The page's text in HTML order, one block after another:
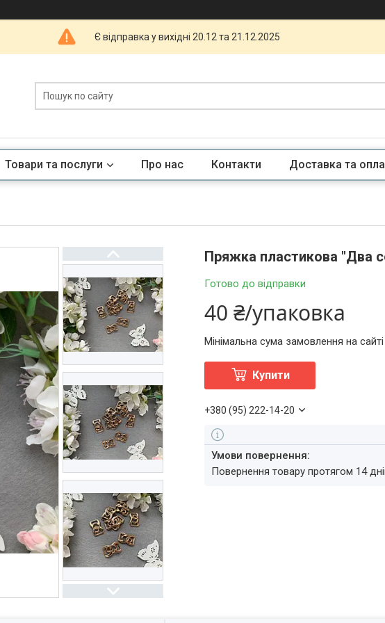
Є відправка у вихідні 20.12 та 21.12.2025
Товари та послуги Про нас Контакти Доставка та
Пряжка пластикова "Два
Готово до відправки
40 ₴/упаковка
Мінімальна сума замовлення на
Купити
+380 (95) 222-14-20
повернення товару протягом 14